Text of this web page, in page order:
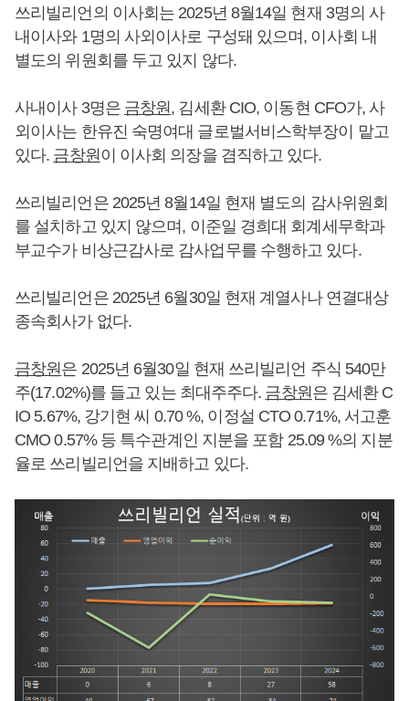
쓰리빌리언의 이사회는 2025년 8월14일 현재 3명의 사
내이사와 1명의 사외이사로 구성돼 있으며, 이사회 내
별도의 위원회를 두고 있지 않다.
사내이사 3명은 금창원, 김세환 CIO, 이동현 CFO가, 사
외이사는 한유진 숙명여대 글로벌서비스학부장이 맡고
있다. 금창원이 이사회 의장을 겸직하고 있다.
쓰리빌리언은 2025년 8월14일 현재 별도의 감사위원회
를 설치하고 있지 않으며, 이준일 경희대 회계세무학과
부교수가 비상근감사로 감사업무를 수행하고 있다.
쓰리빌리언은 2025년 6월30일 현재 계열사나 연결대상
종속회사가 없다.
금창원은 2025년 6월30일 현재 쓰리빌리언 주식 540만
주(17.02%)를 들고 있는 최대주주다. 금창원은 김세환 C
IO 5.67%, 강기현 씨 0.70 %, 이정설 CTO 0.71%, 서고훈
CMO 0.57% 등 특수관계인 지분을 포함 25.09 %의 지분
율로 쓰리빌리언을 지배하고 있다.